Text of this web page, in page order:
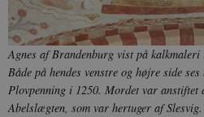
Agnes af Brandenburg vist på
Både på hendes venstre og højre side
Plovpenning i 1250. Mordet var
Abelslægten, som var hertuger af